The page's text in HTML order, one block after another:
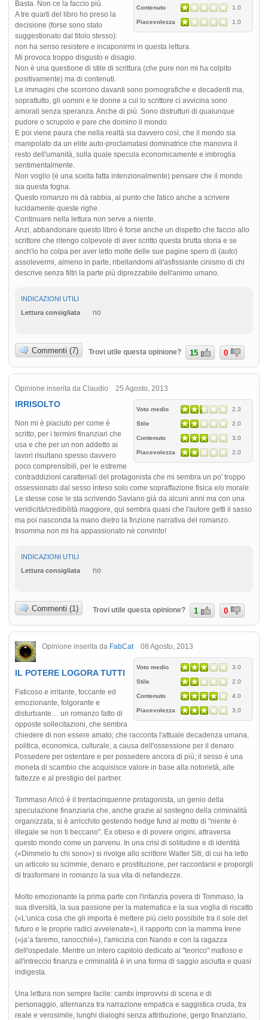
Contenuto 1.0
Piacevolezza 1.0
Basta. Non ce la faccio più.
A tre quarti del libro ho preso la
decisione (forse sono stato
suggestionato dal titolo stesso):
non ha senso resistere e incaponirmi in questa lettura.
Mi provoca troppo disgusto e disagio.
Non è una questione di stile di scrittura (che pure non mi ha colpito
positivamente) ma di contenuti.
Le immagini che scorrono davanti sono pornografiche e decadenti ma,
soprattutto, gli uomini e le donne a cui lo scrittore ci avvicina sono
amorali senza speranza. Anche di più. Sono distrutturi di qualunque
pudore o scrupolo e pare che domino il mondo.
E poi viene paura che nella realtà sia davvero così, che il mondo sia
manipolato da un elite auto-proclamatasi dominatrice che manovra il
resto dell'umanità, sulla quale specula economicamente e imbroglia
sentimentalmente.
Non voglio (è una scelta fatta intenzionalmente) pensare che il mondo
sia questa fogna.
Questo romanzo mi dà rabbia, al punto che fatico anche a scrivere
lucidamente queste righe.
Continuare nella lettura non serve a niente.
Anzi, abbandonare questo libro è forse anche un dispetto che faccio allo
scrittore che ritengo colpevole di aver scritto questa brutta storia e se
anch'io ho colpa per aver letto molte delle sue pagine spero di (auto)
assolevermi, almeno in parte, ribellandomi all'asfissiante cinismo di chi
descrive senza filtri la parte più diprezzabile dell'animo umano.
INDICAZIONI UTILI
Lettura consigliata
no
Commenti (7) Trovi utile questa opinione? 15 0
Opinione inserita da Claudio 25 Agosto, 2013
Voto medio 2.3
Stile 2.0
Contenuto 3.0
Piacevolezza 2.0
IRRISOLTO
Non mi è piaciuto per come è
scritto, per i termini finanziari che
usa e che per un non addetto ai
lavori risultano spesso davvero
poco comprensibili, per le estreme
contraddizioni caratteriali del protagonista che mi sembra un po' troppo
ossessionato dal sesso inteso solo come sopraffazione fisica e/o morale.
Le stesse cose le sta scrivendo Saviano già da alcuni anni ma con una
veridicità/credibilità maggiore, qui sembra quasi che l'autore getti il sasso
ma poi nasconda la mano dietro la finzione narrativa del romanzo.
Insomma non mi ha appassionato nè convinto!
INDICAZIONI UTILI
Lettura consigliata
no
Commenti (1) Trovi utile questa opinione? 1 0
Opinione inserita da FabCat 08 Agosto, 2013
Voto medio 3.0
Stile 2.0
Contenuto 4.0
Piacevolezza 3.0
IL POTERE LOGORA TUTTI
Faticoso e irritante, toccante ed
emozionante, folgorante e
disturbante… un romanzo fatto di
opposte sollecitazioni, che sembra
chiedere di non essere amato; che racconta l'attuale decadenza umana,
politica, economica, culturale, a causa dell'ossessione per il denaro.
Possedere per ostentare e per possedere ancora di più; il sesso è una
moneta di scambio che acquisisce valore in base alla notorietà, alle
fattezze e al prestigio del partner.
Tommaso Aricò è il trentacinquenne protagonista, un genio della
speculazione finanziaria che, anche grazie al sostegno della criminalità
organizzata, si è arricchito gestendo hedge fund al motto di "niente è
illegale se non ti beccano". Ex obeso e di povere origini, attraversa
questo mondo come un parvenu. In una crisi di solitudine e di identità
(«Dimmelo tu chi sono») si rivolge allo scrittore Walter Siti, di cui ha letto
un articolo su scimmie, denaro e prostituzione, per raccontarsi e proporgli
di trasformare in romanzo la sua vita di nefandezze.
Molto emozionante la prima parte con l'infanzia povera di Tommaso, la
sua diversità, la sua passione per la matematica e la sua voglia di riscatto
(«L’unica cosa che gli importa è mettere più cielo possibile tra il sole del
futuro e le proprie radici avvelenate»), il rapporto con la mamma Irene
(«ja’a faremo, ranocchié»), l'amicizia con Nando e con la ragazza
dell'ospedale. Mentre un intero capitolo dedicato al "teorico" mafioso e
all'intreccio finanza e criminalità è in una forma di saggio asciutta e quasi
indigesta.
Una lettura non sempre facile: cambi improvvisi di scena e di
personaggio, alternanza tra narrazione empatica e saggistica cruda, tra
reale e verosimile, lunghi dialoghi senza attribuzione, gergo finanziario,